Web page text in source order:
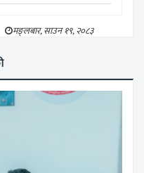
मङ्लबार, साउन १९, २०८३